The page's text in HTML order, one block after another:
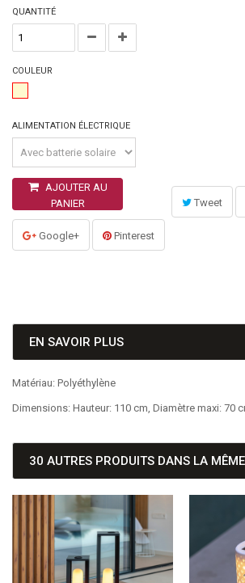
QUANTITÉ
COULEUR
ALIMENTATION ÉLECTRIQUE
AJOUTER AU
PANIER
Tweet
Google+ Pinterest
EN SAVOIR PLUS
Matériau: Polyéthylène
Dimensions: Hauteur: 110 cm, Diamètre maxi: 70
30 AUTRES PRODUITS DANS LA